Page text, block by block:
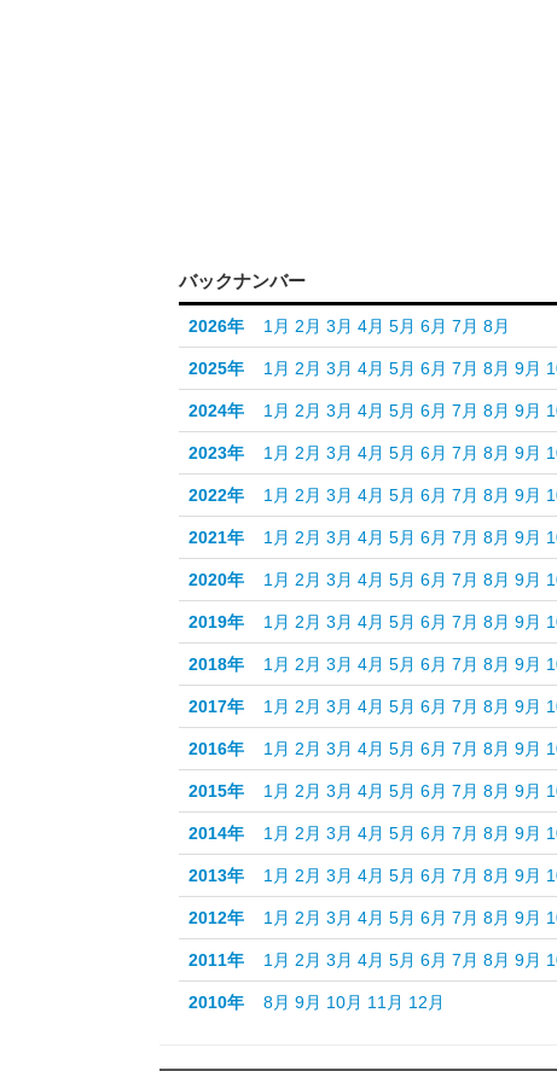
バックナンバー
2026年 1月 2月 3月 4月 5月 6月 7月 8月
2025年 1月 2月 3月 4月 5月 6月 7月 8月 9月
2024年 1月 2月 3月 4月 5月 6月 7月 8月 9月
2023年 1月 2月 3月 4月 5月 6月 7月 8月 9月
2022年 1月 2月 3月 4月 5月 6月 7月 8月 9月
2021年 1月 2月 3月 4月 5月 6月 7月 8月 9月
2020年 1月 2月 3月 4月 5月 6月 7月 8月 9月
2019年 1月 2月 3月 4月 5月 6月 7月 8月 9月
2018年 1月 2月 3月 4月 5月 6月 7月 8月 9月
2017年 1月 2月 3月 4月 5月 6月 7月 8月 9月
2016年 1月 2月 3月 4月 5月 6月 7月 8月 9月
2015年 1月 2月 3月 4月 5月 6月 7月 8月 9月
2014年 1月 2月 3月 4月 5月 6月 7月 8月 9月
2013年 1月 2月 3月 4月 5月 6月 7月 8月 9月
2012年 1月 2月 3月 4月 5月 6月 7月 8月 9月
2011年 1月 2月 3月 4月 5月 6月 7月 8月 9月
2010年 8月 9月 10月 11月 12月